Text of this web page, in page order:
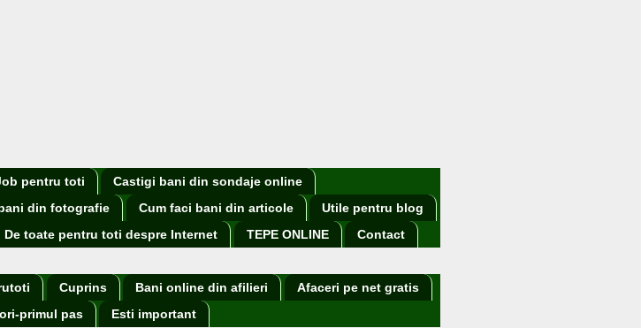
pentru toti
Castigi bani din sondaje online
din fotografie Cum faci bani din articole
Utile pentru blog
De toate pentru toti despre Internet TEPE ONLINE Contact
Cuprins Bani online din afilieri
Afaceri pe net gratis
primul pas Esti important